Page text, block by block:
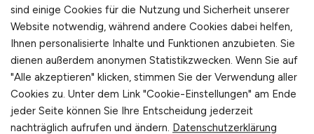
Pflegefachkraft(m/w/d)
Sozialservice-Gesellschaft des BRK GmbH,
SeniorenWohnen Bad Reichenhall Kirchberg
vor 6 Tagen
Bad Reichenhall
sind einige Cookies für die Nutzung und Sicherheit unserer
Website notwendig, während andere Cookies dabei helfen,
Ihnen personalisierte Inhalte und Funktionen anzubieten. Sie
dienen außerdem anonymen Statistikzwecken. Wenn Sie auf
"Alle akzeptieren" klicken, stimmen Sie der Verwendung aller
Cookies zu. Unter dem Link "Cookie-Einstellungen" am Ende
jeder Seite können Sie Ihre Entscheidung jederzeit
nachträglich aufrufen und ändern. Datenschutzerklärung